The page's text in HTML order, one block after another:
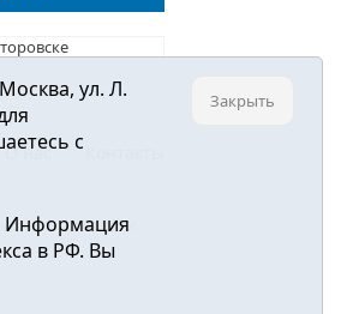
О нас
технологий и
ул. Л.
с
Информация
в РФ. Вы
Закрыть